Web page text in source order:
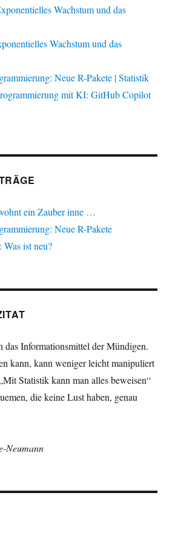
Wachstum und das
Wachstum und das
Neue R-Pakete | Statistik
mit KI: GitHub Copilot
ein Zauber inne …
Neue R-Pakete
Was ist neu?
das Informationsmittel der Mündigen.
kann, kann weniger leicht manipuliert
Statistik kann man alles beweisen“
die keine Lust haben, genau
Neumann